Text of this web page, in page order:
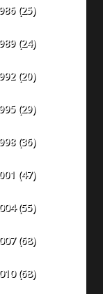
(25)
(24)
(20)
(29)
(36)
(47)
(55)
(68)
(68)